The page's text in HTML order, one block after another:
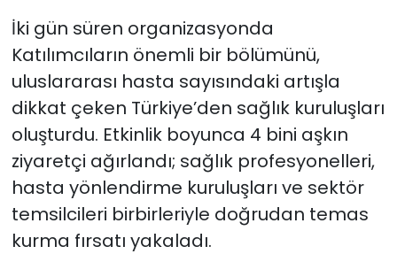
İki gün süren organizasyonda
Katılımcıların önemli bir bölümünü,
uluslararası hasta sayısındaki artışla
dikkat çeken Türkiye’den sağlık kuruluşları
oluşturdu. Etkinlik boyunca 4 bini aşkın
ziyaretçi ağırlandı; sağlık profesyonelleri,
hasta yönlendirme kuruluşları ve sektör
temsilcileri birbirleriyle doğrudan temas
kurma fırsatı yakaladı.